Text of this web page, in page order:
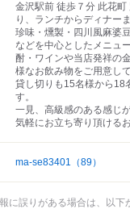
金沢駅前 徒歩７分 此花
り、ランチからディナー
珍味・燻製・四川風麻婆
などを中心としたメニュ
酎・ワインや当店発祥の
様なお飲み物をご用意し
貸し切りも15名様から18
す。
一見、高級感のある感じ
気軽にお立ち寄り頂けるお
ma-se83401 （89）
に誤りがある場合は、以下